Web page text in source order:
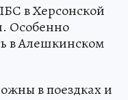
в Херсонской
Особенно
в Алешкинском
в поездках и